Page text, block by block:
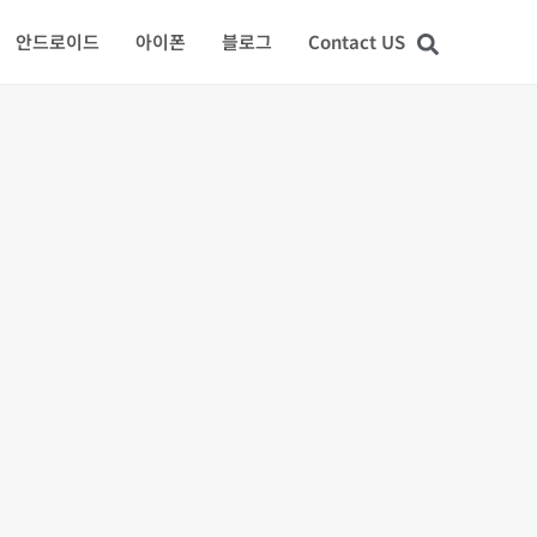
안드로이드 아이폰 블로그 Contact US